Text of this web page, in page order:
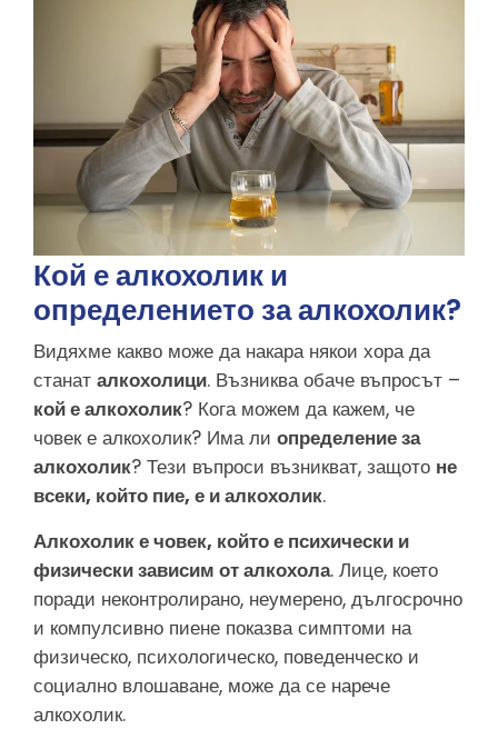
Кой е алкохолик и
определението за алкохолик?
Видяхме какво може да накара някои хора да
станат алкохолици. Възниква обаче въпросът –
кой е алкохолик? Кога можем да кажем, че
човек е алкохолик? Има ли определение за
алкохолик? Тези въпроси възникват, защото не
всеки, който пие, е и алкохолик.
Алкохолик е човек, който е психически и
физически зависим от алкохола. Лице, което
поради неконтролирано, неумерено, дългосрочно
и компулсивно пиене показва симптоми на
физическо, психологическо, поведенческо и
социално влошаване, може да се нарече
алкохолик.